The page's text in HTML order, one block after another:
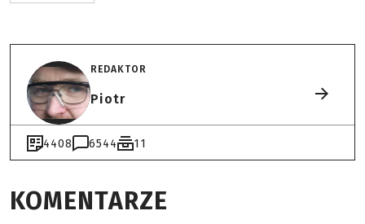
REDAKTOR
Piotr
4408 6544 11
KOMENTARZE